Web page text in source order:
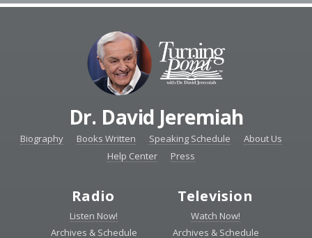
Dr. David Jeremiah
Biography Books Written Speaking Schedule
About Us
Help Center
Press
Radio
Listen Now!
Archives & Schedule
Television
Watch Now!
Archives & Schedule